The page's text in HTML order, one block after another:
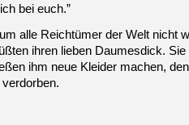
bei euch.”
alle Reichtümer der Welt nicht
ihren lieben Daumesdick.
ihm neue Kleider machen,